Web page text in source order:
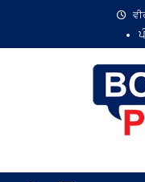
content